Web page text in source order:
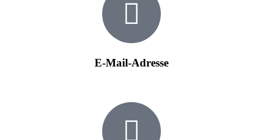
E-Mail-Adresse​